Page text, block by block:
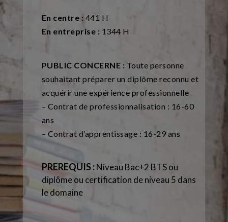
En centre : 441 H
En entreprise : 1344 H
PUBLIC CONCERNE : Toute personne
souhaitant préparer un diplôme reconnu et
acquérir une expérience professionnelle
– Contrat de professionnalisation : 16-60
ans
– Contrat d’apprentissage : 16-29 ans
PREREQUIS :Niveau Bac+2 BTS ou
diplôme ou certification de niveau 5 dans
le domaine